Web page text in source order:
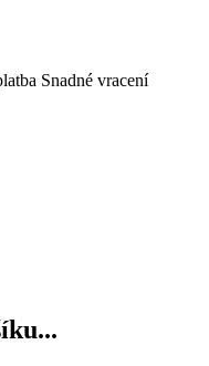
Snadné vracení